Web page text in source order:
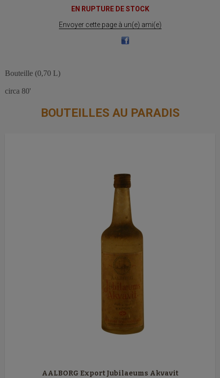
EN RUPTURE DE STOCK
Envoyer cette page à un(e) ami(e)
Bouteille (0,70 L)
circa 80'
BOUTEILLES AU PARADIS
AALBORG Export Jubilaeums Akvavit